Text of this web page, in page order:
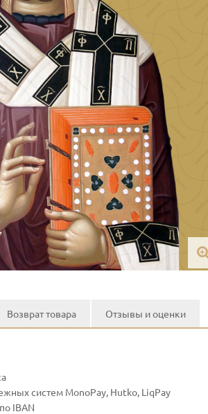
Возврат товара Отзывы и оценки
систем MonoPay, Hutko, LiqPay
IBAN